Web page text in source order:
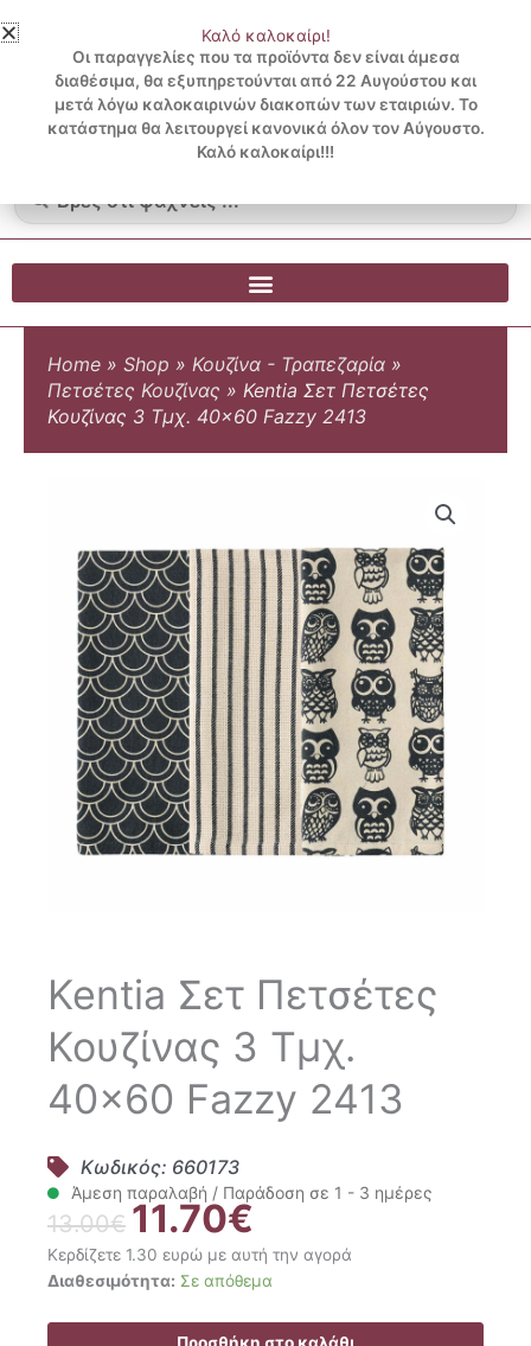
στο
περιεχόμενο
3 ΔΟΣΕΙΣ ΧΩΡΙΣ ΠΙΣΤΩΤΙΚΗ ΜΕ KLARNA
...
Λογαριασμός
Blog
0.00€
0
Cart
Home » Shop » Κουζίνα - Τραπεζαρία »
Πετσέτες Κουζίνας » Kentia Σετ Πετσέτες
Κουζίνας 3 Τμχ. 40×60 Fazzy 2413
Kentia Σετ Πετσέτες
Κουζίνας 3 Τμχ.
40×60 Fazzy 2413
Κωδικός: 660173
Άμεση παραλαβή / Παράδοση σε 1 - 3 ημέρες
13.00€ Original
price
was:
13.00€.
11.70€
τρέχουσα
τιμή
είναι:
11.70€.
Κερδίζετε 1.30 ευρώ με αυτή την αγορά
Διαθεσιμότητα: Σε απόθεμα
Kentia
Καλό καλοκαίρι!
Οι παραγγελίες που τα προϊόντα δεν είναι άμεσα
διαθέσιμα, θα εξυπηρετούνται από 22 Αυγούστου και
μετά λόγω καλοκαιρινών διακοπών των εταιριών. Το
κατάστημα θα λειτουργεί κανονικά όλον τον Αύγουστο.
Καλό καλοκαίρι!!!